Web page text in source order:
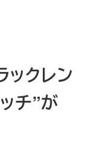
クレン
チ”が